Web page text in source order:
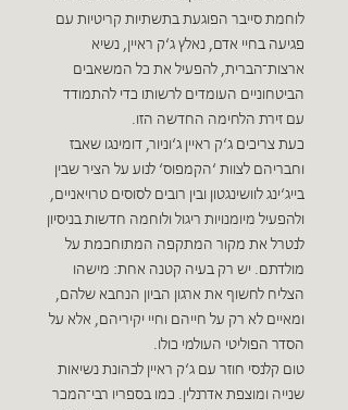
לוחמת סייבר הפוגעת בתשתיות קריטיות עם
פגיעה בחיי אדם, נאלץ ג‘ק ראיין, נשיא
ארצות־הברית, להפעיל את כל המשאבים
הביטחוניים העומדים לרשותו כדי להתמודד
עם זירת הלחימה החדשה הזו.
כעת צריכים ג‘ק ראיין ג‘וניור, דומינגו שאבז
וחבריהם לצוות ‘הקמפוס‘ לנוע על הציר שבין
בייג‘ינג לוושינגטון ובין רובים לסוסים טרויאניים,
ולהפעיל מיומנויות ריגול ולוחמה חדשות בניסיון
לנטרל את מקור המתקפה המתוחכמת על
מולדתם. יש רק בעיה קטנה אחת: מישהו
הצליח לחשוף את ארגון הביון הנחבא שלהם,
ומאיים לא רק על חייהם וחיי יקיריהם, אלא על
הסדר הפוליטי העולמי כולו.
טום קלנסי חוזר עם ג‘ק ראיין לכהונת נשיאות
שנייה ומוצפת אדרנלין. כמו בספריו רבי־המכר